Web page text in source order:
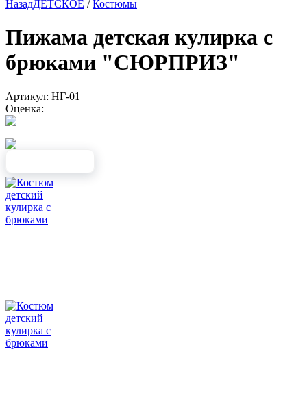
НазадДЕТСКОЕ /Костюмы
Пижама детская кулирка с
брюками "СЮРПРИЗ"
Артикул: НГ-01
Оценка: